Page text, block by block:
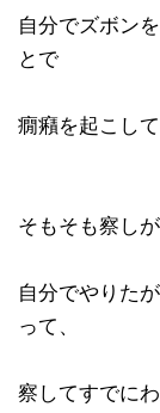
自分でズボン
とで
癇癪を起こし
そもそも察し
自分でやりた
って、
察してすでに